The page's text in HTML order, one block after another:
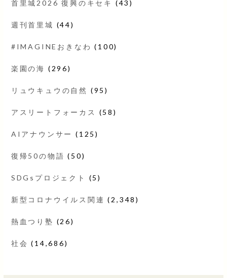
首里城2026 復興のキセキ (43)
週刊首里城 (44)
#IMAGINEおきなわ (100)
楽園の海 (296)
リュウキュウの自然 (95)
アスリートフォーカス (58)
AIアナウンサー (125)
復帰50の物語 (50)
SDGsプロジェクト (5)
新型コロナウイルス関連 (2,348)
熱血つり塾 (26)
社会 (14,686)